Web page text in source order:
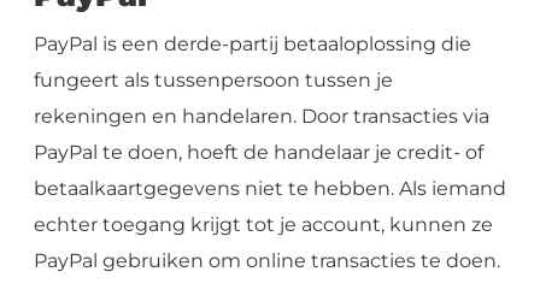
PayPal is een derde-partij betaaloplossing die
fungeert als tussenpersoon tussen je
rekeningen en handelaren. Door transacties via
PayPal te doen, hoeft de handelaar je credit- of
betaalkaartgegevens niet te hebben. Als iemand
echter toegang krijgt tot je account, kunnen ze
PayPal gebruiken om online transacties te doen.